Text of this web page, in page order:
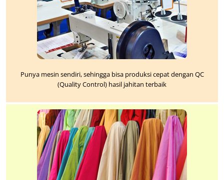
Punya mesin sendiri, sehingga bisa produksi cepat dengan QC
(Quality Control) hasil jahitan terbaik